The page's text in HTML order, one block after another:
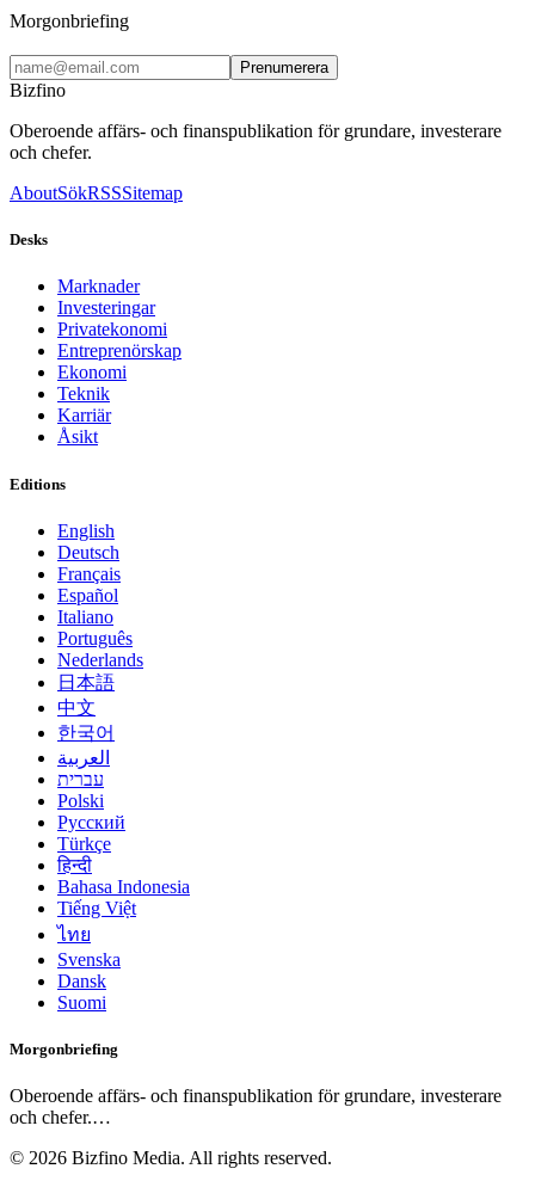
Morgonbriefing
Prenumerera
Bizfino
Oberoende affärs- och finanspublikation för grundare, investerare
och chefer.
AboutSökRSSSitemap
Desks
Marknader
Investeringar
Privatekonomi
Entreprenörskap
Ekonomi
Teknik
Karriär
Åsikt
Editions
English
Deutsch
Français
Español
Italiano
Português
Nederlands
日本語
中文
한국어
العربية
עברית
Polski
Русский
Türkçe
हिन्दी
Bahasa Indonesia
Tiếng Việt
ไทย
Svenska
Dansk
Suomi
Morgonbriefing
Oberoende affärs- och finanspublikation för grundare, investerare
och chefer.…
© 2026 Bizfino Media. All rights reserved.